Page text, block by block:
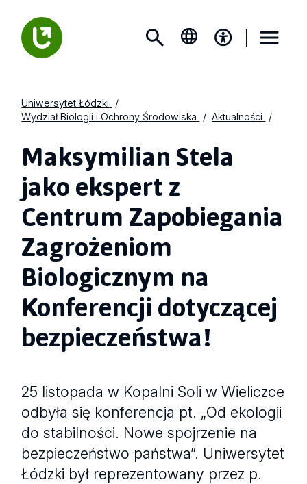
Uniwersytet Łódzki
Wydział Biologii i Ochrony Środowiska
Aktualności
Maksymilian Stela
jako ekspert z
Centrum Zapobiegania
Zagrożeniom
Biologicznym na
Konferencji dotyczącej
bezpieczeństwa!
25 listopada w Kopalni Soli w Wieliczce
odbyła się konferencja pt. „Od ekologii
do stabilności. Nowe spojrzenie na
bezpieczeństwo państwa”. Uniwersytet
Łódzki był reprezentowany przez p.